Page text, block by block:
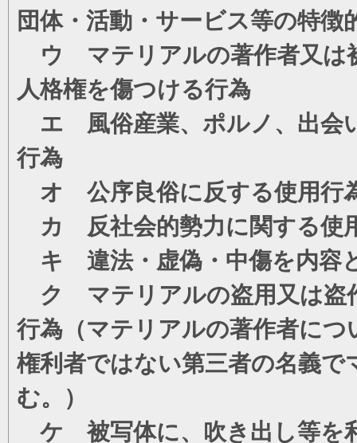
団体・活動・サービス等の特
ウ マテリアルの著作者又は
人格権を傷つける行為
エ 風俗産業、ポルノ、出会
行為
オ 公序良俗に反する使用行
カ 反社会的勢力に関する使
キ 違法・虚偽・中傷を内容
ク マテリアルの盗用又は盗
行為（マテリアルの著作者に
権利者ではない第三者の名義
む。）
ケ 被写体に、吹き出し等を